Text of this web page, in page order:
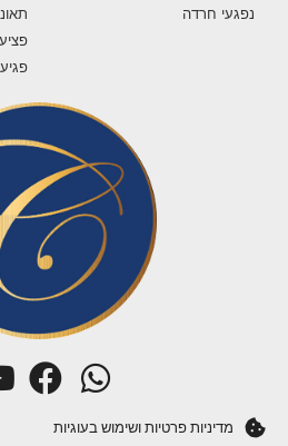
נפגעי חרדה
מדיניות פרטיות ושימוש בעוגיות